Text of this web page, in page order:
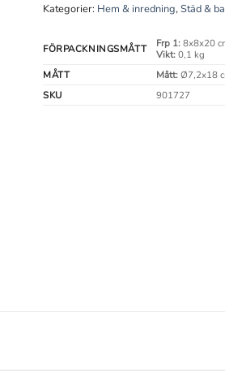
Kategorier: Hem & inredning,Städ &
FÖRPACKNINGSMÅTT Frp 1:8x8x20
Vikt:0,1 kg
MÅTT
Mått:Ø7,2x18
SKU
901727